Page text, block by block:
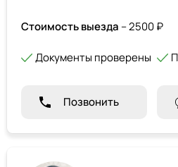
Стоимость выезда – 2500 ₽
Документы проверены
Позвонить